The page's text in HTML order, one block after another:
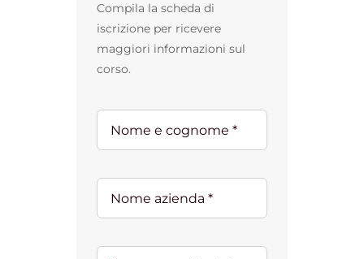
Compila la scheda di
iscrizione per ricevere
maggiori informazioni sul
corso.